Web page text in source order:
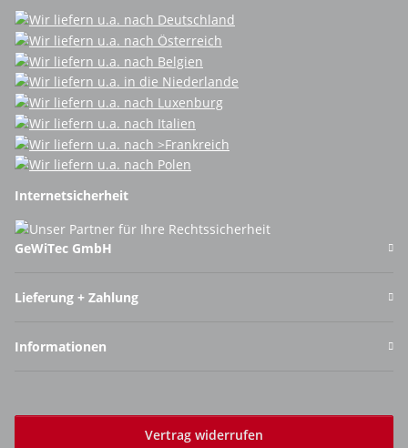
Internetsicherheit
GeWiTec GmbH
Lieferung + Zahlung
Informationen
Vertrag widerrufen